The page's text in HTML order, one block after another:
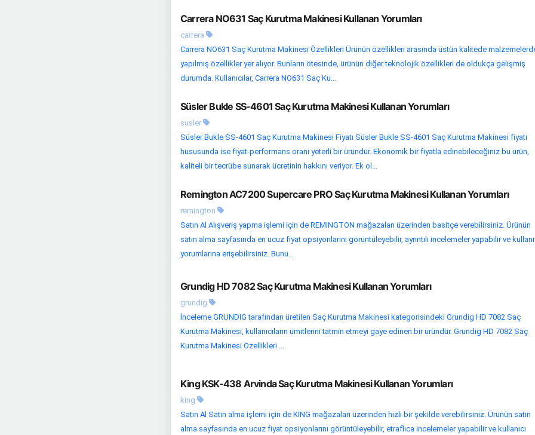
Carrera NO631 Saç Kurutma Makinesi Kullanan Yorumları
carrera
Carrera NO631 Saç Kurutma Makinesi Özellikleri Ürünün özellikleri arasında üstün kalitede
yapılmış özellikler yer alıyor. Bunların ötesinde, ürünün diğer teknolojik özellikleri de oldukça gelişmiş
durumda. Kullanıcılar, Carrera NO631 Saç Ku...
Süsler Bukle SS-4601 Saç Kurutma Makinesi Kullanan Yorumları
susler
Süsler Bukle SS-4601 Saç Kurutma Makinesi Fiyatı Süsler Bukle SS-4601 Saç Kurutma Makinesi fiyatı
hususunda ise fiyat-performans oranı yeterli bir üründür. Ekonomik bir fiyatla edinebileceğiniz bu ürün,
kaliteli bir tecrübe sunarak ücretinin hakkını veriyor. Ek ol...
Remington AC7200 Supercare PRO Saç Kurutma Makinesi Kullanan Yorumları
remington
Satın Al Alışveriş yapma işlemi için de REMINGTON mağazaları üzerinden basitçe verebilirsiniz. Ürünün
satın alma sayfasında en ucuz fiyat opsiyonlarını görüntüleyebilir, ayrıntılı incelemeler yapabilir ve
yorumlarına erişebilirsiniz. Bunu...
Grundig HD 7082 Saç Kurutma Makinesi Kullanan Yorumları
grundig
İnceleme GRUNDIG tarafından üretilen Saç Kurutma Makinesi kategorisindeki Grundig HD 7082 Saç
Kurutma Makinesi, kullanıcıların ümitlerini tatmin etmeyi gaye edinen bir üründür. Grundig HD 7082 Saç
Kurutma Makinesi Özellikleri ...
King KSK-438 Arvinda Saç Kurutma Makinesi Kullanan Yorumları
king
Satın Al Satın alma işlemi için de KING mağazaları üzerinden hızlı bir şekilde verebilirsiniz. Ürünün satın
alma sayfasında en ucuz fiyat opsiyonlarını görüntüleyebilir, etraflıca incelemeler yapabilir ve kullanıcı